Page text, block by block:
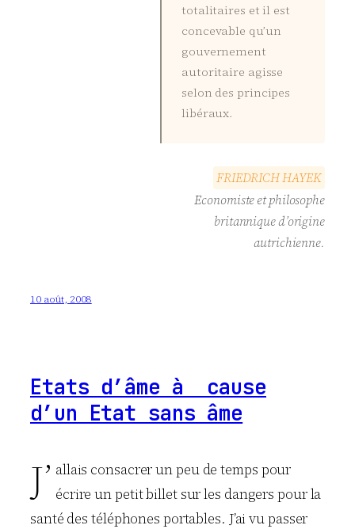
totalitaires et il est
concevable qu’un
gouvernement
autoritaire agisse
selon des principes
libéraux.
FRIEDRICHHAYEK
Economiste et philosophe
britannique d’origine
autrichienne.
10 août, 2008
Etats d’âme à cause
d’un Etat sans âme
J’ allais consacrer un peu de temps pour
écrire un petit billet sur les dangers pour la
santé des téléphones portables. J’ai vu passer